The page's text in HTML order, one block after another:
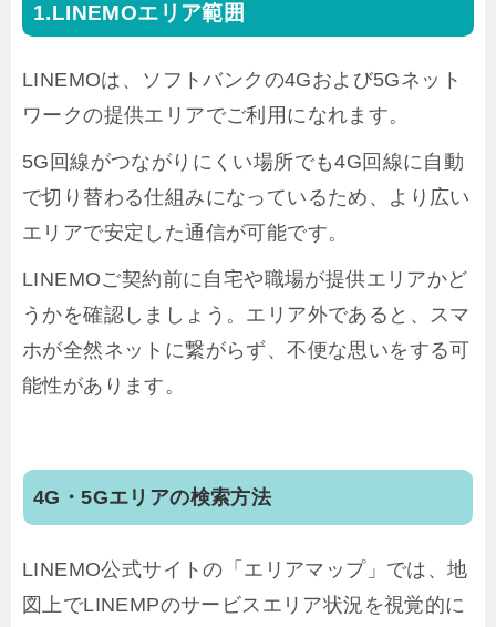
LINEMOエリア範囲
LINEMOは、ソフトバンクの4Gおよび5Gネット
ワークの提供エリアでご利用になれます。
5G回線がつながりにくい場所でも4G回線に自動
で切り替わる仕組みになっているため、より広い
エリアで安定した通信が可能です。
LINEMOご契約前に自宅や職場が提供エリアかど
うかを確認しましょう。エリア外であると、スマ
ホが全然ネットに繋がらず、不便な思いをする可
能性があります。
4G・5Gエリアの検索方法
LINEMO公式サイトの「エリアマップ」では、地
図上でLINEMPのサービスエリア状況を視覚的に